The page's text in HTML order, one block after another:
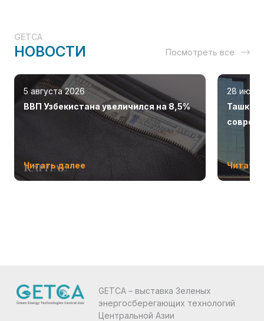
GETCA
НОВОСТИ Посмотреть все
5 августа 2026
ВВП Узбекистана увеличился на 8,5%
Читать далее
28 июля
Читать
GETCA – выставка Зеленых
энергосберегающих технологий
Центральной Азии